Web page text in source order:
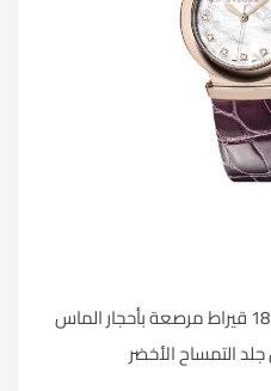
ساعة من الذهب الوردي عيار 18 قيراط مرصعة بأحجار الماس
التمساح الأخضر